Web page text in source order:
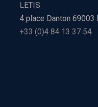
LETIS
4 place Danton 69003
+33 (0)4 84 13 37 54